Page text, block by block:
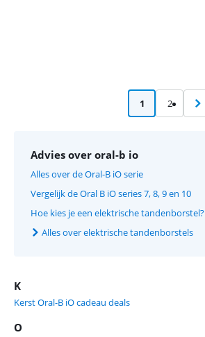
1 2
Advies over oral-b io
Alles over de Oral-B iO serie
Vergelijk de Oral B iO series 7, 8, 9 en 10
Hoe kies je een elektrische tandenborstel?
Alles over elektrische tandenborstels
K
Kerst Oral-B iO cadeau deals
O